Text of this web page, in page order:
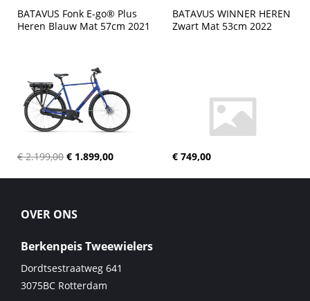
BATAVUS Fonk E-go® Plus
Heren Blauw Mat 57cm 2021
€ 2.199,00 € 1.899,00
BATAVUS WINNER HEREN
Zwart Mat 53cm 2022
€ 749,00
OVER ONS
Berkenpeis Tweewielers
Dordtsestraatweg 641
3075BC Rotterdam